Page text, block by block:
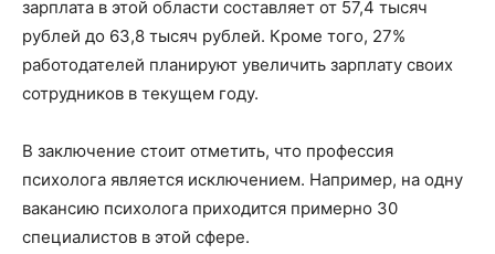
зарплата в этой области составляет от 57,4 тысяч
рублей до 63,8 тысяч рублей. Кроме того, 27%
работодателей планируют увеличить зарплату своих
сотрудников в текущем году.
В заключение стоит отметить, что профессия
психолога является исключением. Например, на одну
вакансию психолога приходится примерно 30
специалистов в этой сфере.